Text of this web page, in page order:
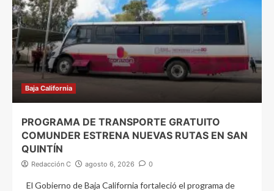
Baja California
PROGRAMA DE TRANSPORTE GRATUITO
COMUNDER ESTRENA NUEVAS RUTAS EN SAN
QUINTÍN
Redacción C agosto 6, 2026 0
El Gobierno de Baja California fortaleció el programa de